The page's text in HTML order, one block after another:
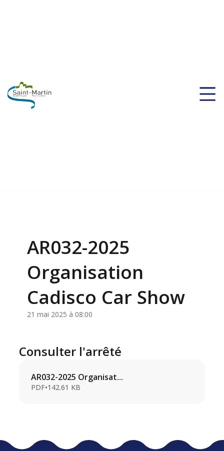
AR032-2025
Organisation
Cadisco Car Show
21 mai 2025 à 08:00
Consulter l'arrêté
AR032-2025 Organisat...
PDF•142.61 KB